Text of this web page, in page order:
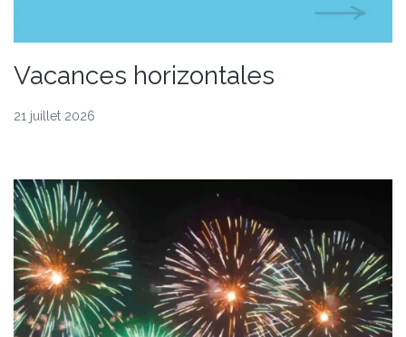
Vacances horizontales
21 juillet 2026